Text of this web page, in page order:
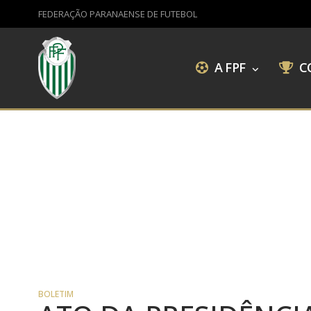
FEDERAÇÃO PARANAENSE DE FUTEBOL
A FPF
BOLETIM